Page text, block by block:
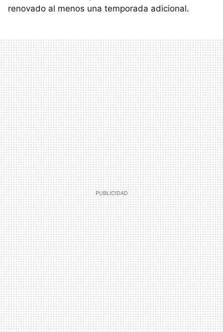
renovado al menos una temporada adicional.